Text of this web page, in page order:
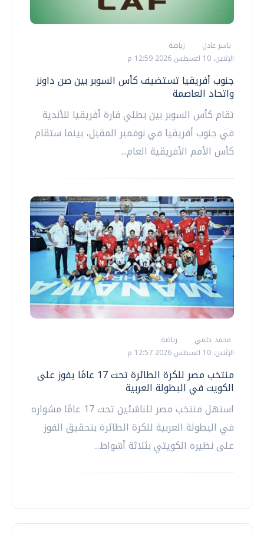
ياسر عادل
رياضة
الإثنين، 10 اغسطس 2026 12:59 م
جنوب أفريقيا تستضيف كأس السوبر بين صن داونز
واتحاد العاصمة
تقام كأس السوبر بين بطلي قارة أفريقيا للأندية
في جنوب أفريقيا في نوفمبر المقبل، بينما ‌ستقام
كأس الأمم الأفريقية العام...
محمد حلمي
رياضة
الإثنين، 10 اغسطس 2026 12:57 م
منتخب مصر للكرة الطائرة تحت 17 عامًا يفوز على
الكويت في البطولة العربية
استهل منتخب مصر للناشئين تحت 17 عامًا مشواره
في البطولة العربية للكرة الطائرة بتحقيق الفوز
على نظيره الكويتي بثلاثة أشواط...